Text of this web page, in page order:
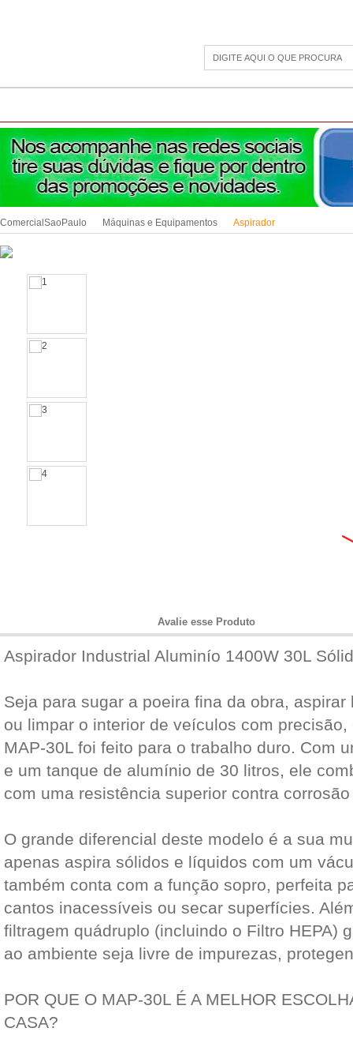
ComercialSaoPaulo Máquinas e Equipamentos Aspirador
Avalie esse Produto
Aspirador Industrial Aluminío 1400W 30L
Seja para sugar a poeira fina da obra,
ou limpar o interior de veículos com
MAP-30L foi feito para o trabalho duro. Com
e um tanque de alumínio de 30 litros, ele
com uma resistência superior contra
O grande diferencial deste modelo é a sua
apenas aspira sólidos e líquidos com um
também conta com a função sopro, perfeita
cantos inacessíveis ou secar superfícies.
filtragem quádruplo (incluindo o Filtro HEPA)
ao ambiente seja livre de impurezas,
POR QUE O MAP-30L É A MELHOR
CASA?